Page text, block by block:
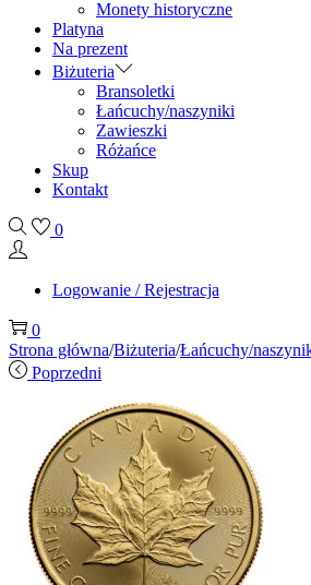
Monety historyczne
Platyna
Na prezent
Biżuteria
Bransoletki
Łańcuchy/naszyniki
Zawieszki
Różańce
Skup
Kontakt
0
Logowanie / Rejestracja
0
Strona główna/Biżuteria/Łańcuchy/
Poprzedni